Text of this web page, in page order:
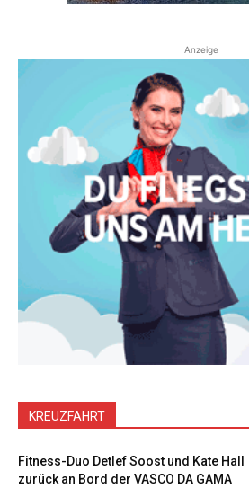
Anzeige
KREUZFAHRT
Fitness-Duo Detlef Soost und Kate Hall
zurück an Bord der VASCO DA GAMA